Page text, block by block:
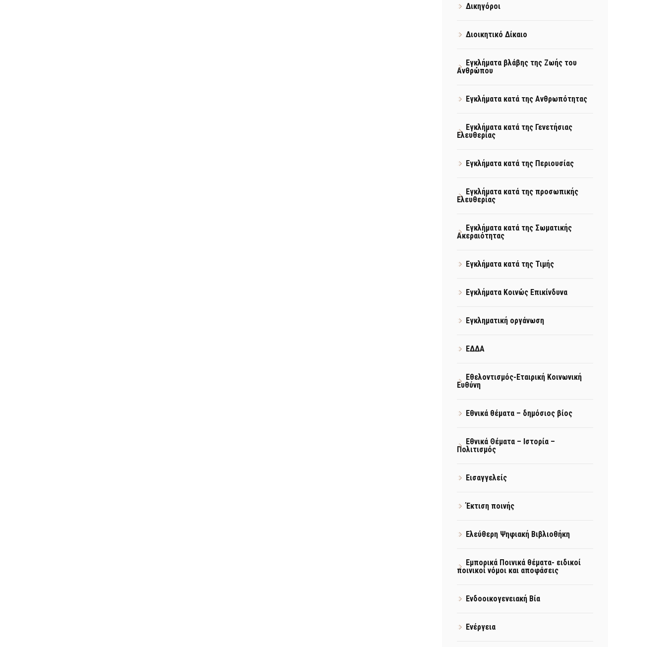
Δικηγόροι
Διοικητικό Δίκαιο
Εγκλήματα βλάβης της Ζωής του
Ανθρώπου
Εγκλήματα κατά της Ανθρωπότητας
Εγκλήματα κατά της Γενετήσιας
Ελευθερίας
Εγκλήματα κατά της Περιουσίας
Εγκλήματα κατά της προσωπικής
Ελευθερίας
Εγκλήματα κατά της Σωματικής
Ακεραιότητας
Εγκλήματα κατά της Τιμής
Εγκλήματα Κοινώς Επικίνδυνα
Εγκληματική οργάνωση
ΕΔΔΑ
Εθελοντισμός-Εταιρική Κοινωνική
Ευθύνη
Εθνικά θέματα – δημόσιος βίος
Εθνικά Θέματα – Ιστορία –
Πολιτισμός
Εισαγγελείς
Έκτιση ποινής
Ελεύθερη Ψηφιακή Βιβλιοθήκη
Εμπορικά Ποινικά θέματα- ειδικοί
ποινικοί νόμοι και αποφάσεις
Ενδοοικογενειακή Βία
Ενέργεια